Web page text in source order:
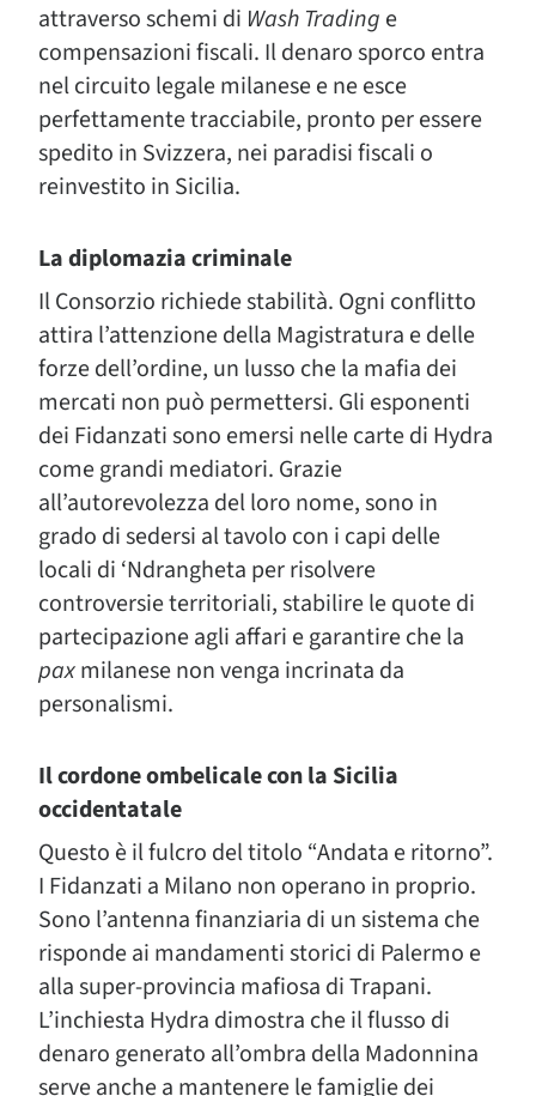
attraverso schemi di Wash Trading e
compensazioni fiscali. Il denaro sporco entra
nel circuito legale milanese e ne esce
perfettamente tracciabile, pronto per essere
spedito in Svizzera, nei paradisi fiscali o
reinvestito in Sicilia.
La diplomazia criminale
Il Consorzio richiede stabilità. Ogni conflitto
attira l’attenzione della Magistratura e delle
forze dell’ordine, un lusso che la mafia dei
mercati non può permettersi. Gli esponenti
dei Fidanzati sono emersi nelle carte di Hydra
come grandi mediatori. Grazie
all’autorevolezza del loro nome, sono in
grado di sedersi al tavolo con i capi delle
locali di ‘Ndrangheta per risolvere
controversie territoriali, stabilire le quote di
partecipazione agli affari e garantire che la
paxmilanese non venga incrinata da
personalismi.
Il cordone ombelicale con la Sicilia
occidentatale
Questo è il fulcro del titolo “Andata e ritorno”.
I Fidanzati a Milano non operano in proprio.
Sono l’antenna finanziaria di un sistema che
risponde ai mandamenti storici di Palermo e
alla super-provincia mafiosa di Trapani.
L’inchiesta Hydra dimostra che il flusso di
denaro generato all’ombra della Madonnina
serve anche a mantenere le famiglie dei